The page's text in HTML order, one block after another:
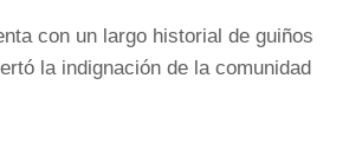
con un largo historial de guiños
la indignación de la comunidad